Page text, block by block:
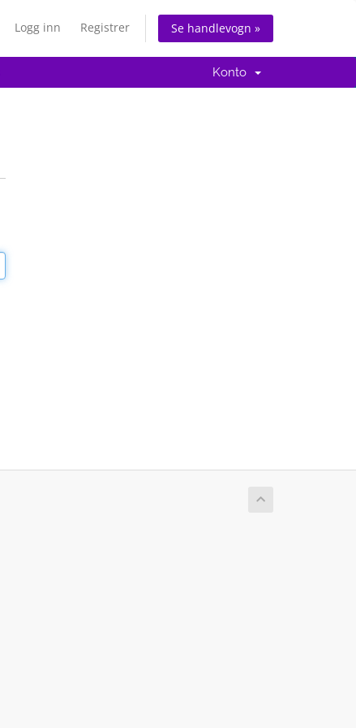
Logg inn Registrer Se handlevogn »
Konto